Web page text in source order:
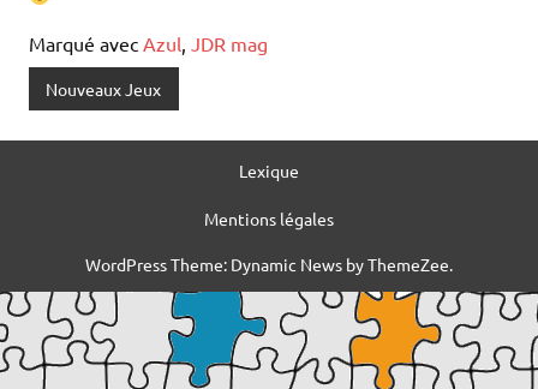
Marqué avec Azul, JDR mag
Nouveaux Jeux
Lexique
Mentions légales
WordPress Theme: Dynamic News by ThemeZee.